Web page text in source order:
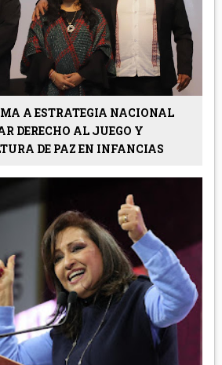
A ESTRATEGIA NACIONAL
DERECHO AL JUEGO Y
DE PAZ EN INFANCIAS